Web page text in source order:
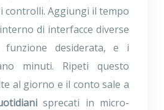
controlli. Aggiungi il tempo
di interfacce diverse
desiderata, e i
minuti. Ripeti questo
al giorno e il conto sale a
sprecati in micro-